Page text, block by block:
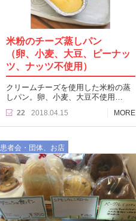
米粉のチーズ蒸しパン
（卵、小麦、大豆、ピーナッ
ツ、ナッツ不使用）
クリームチーズを使用した米粉の蒸
しパン。卵、小麦、大豆不使用…
22 2018.04.15 MORE
患者会・団体、お店